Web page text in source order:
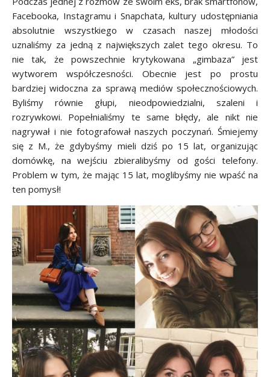
Facebooka, Instagramu i Snapchata, kultury udostępniania
absolutnie wszystkiego w czasach naszej młodości
uznaliśmy za jedną z największych zalet tego okresu. To
nie tak, że powszechnie krytykowana „gimbaza” jest
wytworem współczesności. Obecnie jest po prostu
bardziej widoczna za sprawą mediów społecznościowych.
Byliśmy równie głupi, nieodpowiedzialni, szaleni i
rozrywkowi. Popełnialiśmy te same błędy, ale nikt nie
nagrywał i nie fotografował naszych poczynań. Śmiejemy
się z M., że gdybyśmy mieli dziś po 15 lat, organizując
domówkę, na wejściu zbieralibyśmy od gości telefony.
Problem w tym, że mając 15 lat, moglibyśmy nie wpaść na
ten pomysł!